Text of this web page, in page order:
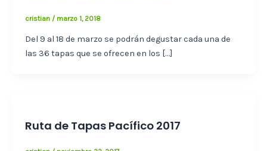
cristian / marzo 1, 2018
Del 9 al 18 de marzo se podrán degustar cada una de
las 36 tapas que se ofrecen en los […]
Ruta de Tapas Pacífico 2017